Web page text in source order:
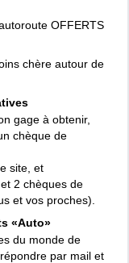
OFFERTS
chère autour de
gage à obtenir,
chèque de
site, et
2 chèques de
et vos proches).
«Auto»
du monde de
par mail et